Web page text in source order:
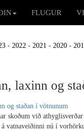
FLUGUR
- 2022 - 2021 - 2020 -
laxinn og
skoðum við
vatnaveiðinni nú í